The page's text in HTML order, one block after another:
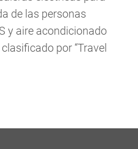
de las personas
y aire acondicionado
por “Travel